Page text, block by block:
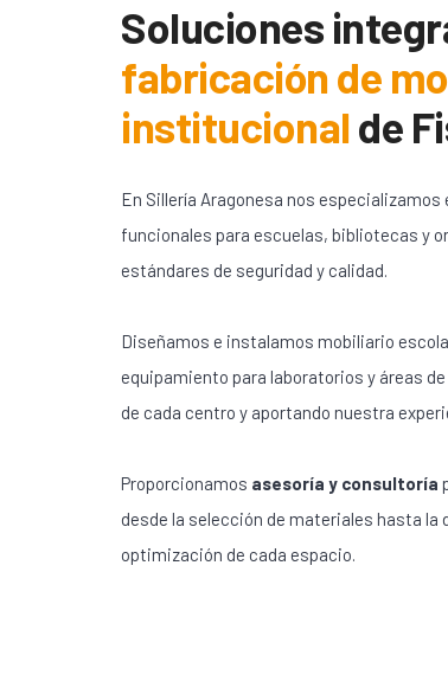
Soluciones
fabricación de
institucionalde
En Sillería Aragonesa nos
funcionales para escuelas, bibliotecas y
estándares de seguridad y calidad.
Diseñamos e instalamos mobiliario
equipamiento para laboratorios y áreas
de cada centro y aportando nuestra
Proporcionamos asesoría y consultoría
desde la selección de materiales hasta la
optimización de cada espacio.